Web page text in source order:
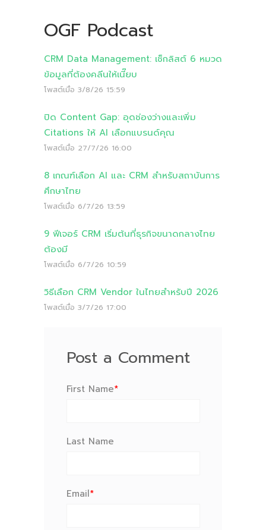
OGF Podcast
CRM Data Management: เช็กลิสต์ 6 หมวด
ข้อมูลที่ต้องคลีนให้เนี๊ยบ
โพสต์เมื่อ 3/8/26 15:59
ปิด Content Gap: อุดช่องว่างและเพิ่ม
Citations ให้ AI เลือกแบรนด์คุณ
โพสต์เมื่อ 27/7/26 16:00
8 เกณฑ์เลือก AI และ CRM สำหรับสถาบันการ
ศึกษาไทย
โพสต์เมื่อ 6/7/26 13:59
9 ฟีเจอร์ CRM เริ่มต้นที่ธุรกิจขนาดกลางไทย
ต้องมี
โพสต์เมื่อ 6/7/26 10:59
วิธีเลือก CRM Vendor ในไทยสำหรับปี 2026
โพสต์เมื่อ 3/7/26 17:00
Post a Comment
First Name*
Last Name
Email*